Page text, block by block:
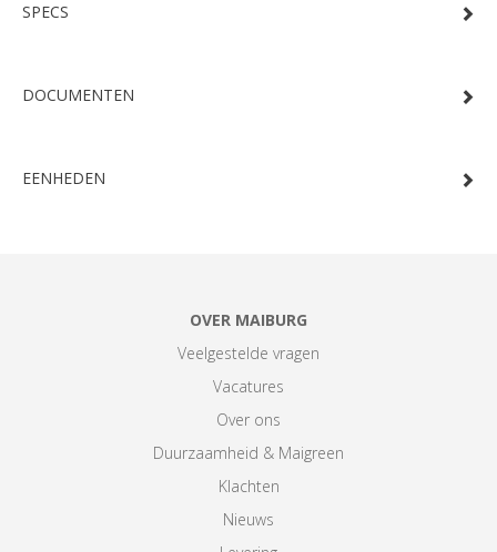
SPECS
DOCUMENTEN
EENHEDEN
OVER MAIBURG
Veelgestelde vragen
Vacatures
Over ons
Duurzaamheid & Maigreen
Klachten
Nieuws